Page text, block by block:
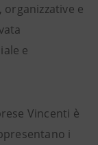
e
e
Vincenti è
i